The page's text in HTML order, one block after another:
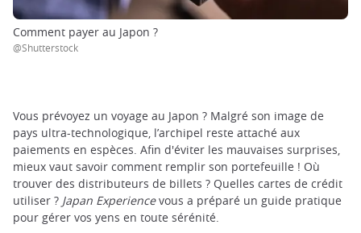
Comment payer au Japon ?
@Shutterstock
Vous prévoyez un voyage au Japon ? Malgré son image de
pays ultra-technologique, l’archipel reste attaché aux
paiements en espèces. Afin d'éviter les mauvaises surprises,
mieux vaut savoir comment remplir son portefeuille ! Où
trouver des distributeurs de billets ? Quelles cartes de crédit
utiliser ? Japan Experiencevous a préparé un guide pratique
pour gérer vos yens en toute sérénité.